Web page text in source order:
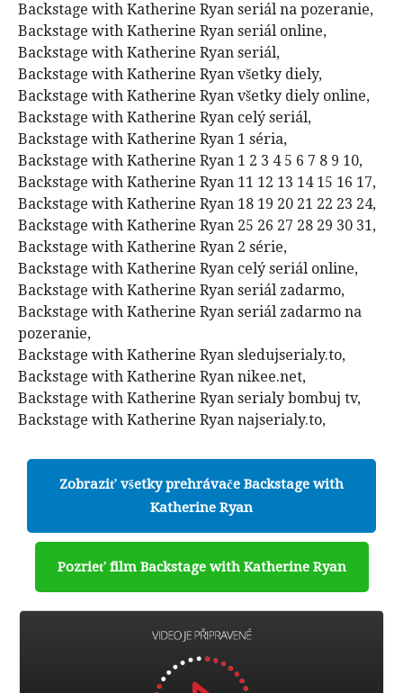
Backstage with Katherine Ryan seriál na pozeranie,
Backstage with Katherine Ryan seriál online,
Backstage with Katherine Ryan seriál,
Backstage with Katherine Ryan všetky diely,
Backstage with Katherine Ryan všetky diely online,
Backstage with Katherine Ryan celý seriál,
Backstage with Katherine Ryan 1 séria,
Backstage with Katherine Ryan 1 2 3 4 5 6 7 8 9 10,
Backstage with Katherine Ryan 11 12 13 14 15 16 17,
Backstage with Katherine Ryan 18 19 20 21 22 23 24,
Backstage with Katherine Ryan 25 26 27 28 29 30 31,
Backstage with Katherine Ryan 2 série,
Backstage with Katherine Ryan celý seriál online,
Backstage with Katherine Ryan seriál zadarmo,
Backstage with Katherine Ryan seriál zadarmo na
pozeranie,
Backstage with Katherine Ryan sledujserialy.to,
Backstage with Katherine Ryan nikee.net,
Backstage with Katherine Ryan serialy bombuj tv,
Backstage with Katherine Ryan najserialy.to,
Zobraziť všetky prehrávače Backstage with
Katherine Ryan
Pozrieť film Backstage with Katherine Ryan